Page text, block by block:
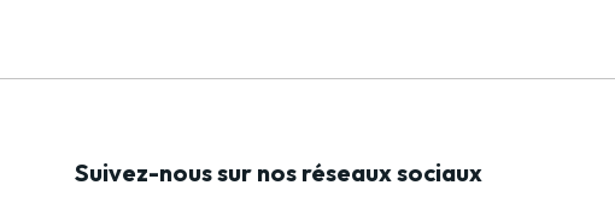
Suivez-nous sur nos réseaux sociaux